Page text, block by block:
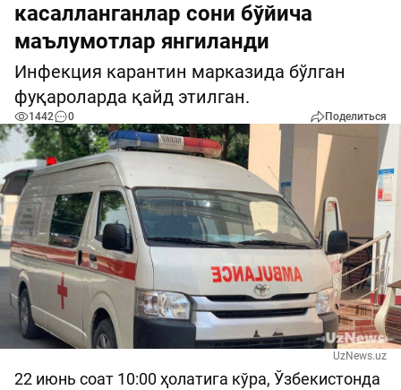
касалланганлар сони бўйича
маълумотлар янгиланди
Инфекция карантин марказида бўлган
фуқароларда қайд этилган.
1442 0 Поделиться
UzNews.uz
22 июнь соат 10:00 ҳолатига кўра, Ўзбекистонда